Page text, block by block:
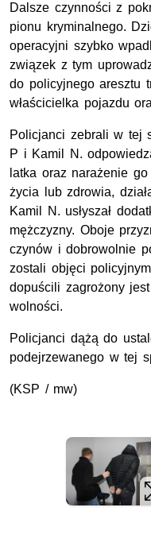
Dalsze czynności z
pionu kryminalnego.
operacyjni szybko
związek z tym
do policyjnego aresztu
właścicielka pojazdu
Policjanci zebrali w tej
P i Kamil N.
latka oraz narażenie
życia lub zdrowia,
Kamil N. usłyszał
mężczyzny. Oboje
czynów i dobrowolnie
zostali objęci
dopuścili zagrożony
wolności.
Policjanci dążą do
podejrzewanego w tej
(KSP / mw)